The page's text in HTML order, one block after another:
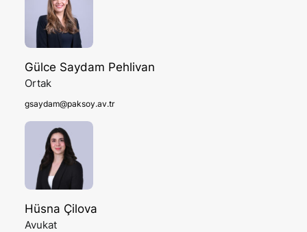
Gülce Saydam Pehlivan
Ortak
gsaydam@paksoy.av.tr
Hüsna Çilova
Avukat